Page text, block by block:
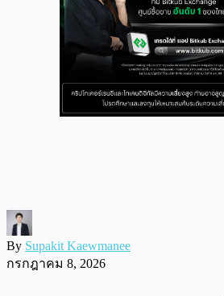
By Supakit Kaewmanee
กรกฎาคม 8, 2026